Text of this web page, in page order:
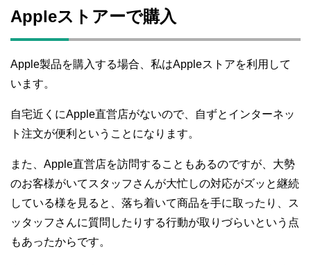
Appleストアーで購入
Apple製品を購入する場合、私はAppleストアを利用して
います。
自宅近くにApple直営店がないので、自ずとインターネッ
ト注文が便利ということになります。
また、Apple直営店を訪問することもあるのですが、大勢
のお客様がいてスタッフさんが大忙しの対応がズッと継続
している様を見ると、落ち着いて商品を手に取ったり、ス
ッタッフさんに質問したりする行動が取りづらいという点
もあったからです。